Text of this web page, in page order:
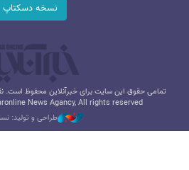
نسخه دسکتاپ
تمامی حقوق این سایت برای خبرآنلاین محفوظ است.
News Agancy, All rights reserved
طراحی و تولید: